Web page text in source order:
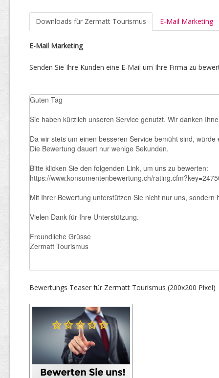
Downloads für Zermatt Tourismus E-Mail Marketing
E-Mail Marketing
Senden Sie Ihre Kunden eine E-Mail um Ihre Firma zu
Bewertungs Teaser für Zermatt Tourismus (200x200 Pixel)